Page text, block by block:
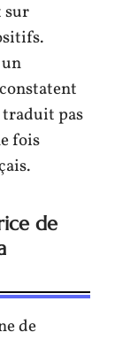
sur
traduit pas
fois
de
de